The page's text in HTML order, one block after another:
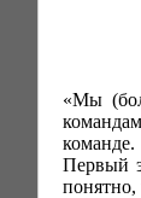
«Мы
Первый